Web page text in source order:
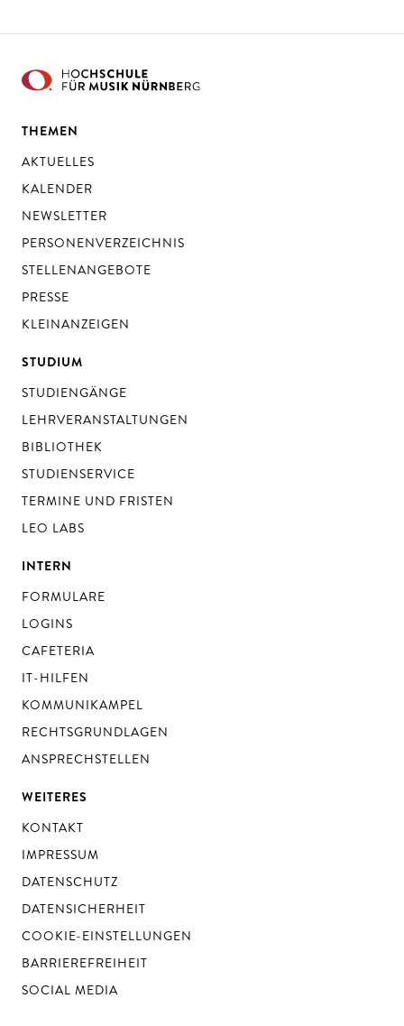
THEMEN
AKTUELLES
KALENDER
NEWSLETTER
PERSONENVERZEICHNIS
STELLENANGEBOTE
PRESSE
KLEINANZEIGEN
STUDIUM
STUDIENGÄNGE
LEHRVERANSTALTUNGEN
BIBLIOTHEK
STUDIENSERVICE
TERMINE UND FRISTEN
LEO LABS
INTERN
FORMULARE
LOGINS
CAFETERIA
IT-HILFEN
KOMMUNIKAMPEL
RECHTSGRUNDLAGEN
ANSPRECHSTELLEN
WEITERES
KONTAKT
IMPRESSUM
DATENSCHUTZ
DATENSICHERHEIT
COOKIE-EINSTELLUNGEN
BARRIEREFREIHEIT
SOCIAL MEDIA